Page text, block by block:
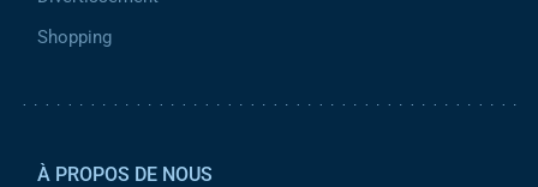
Shopping
À PROPOS DE NOUS